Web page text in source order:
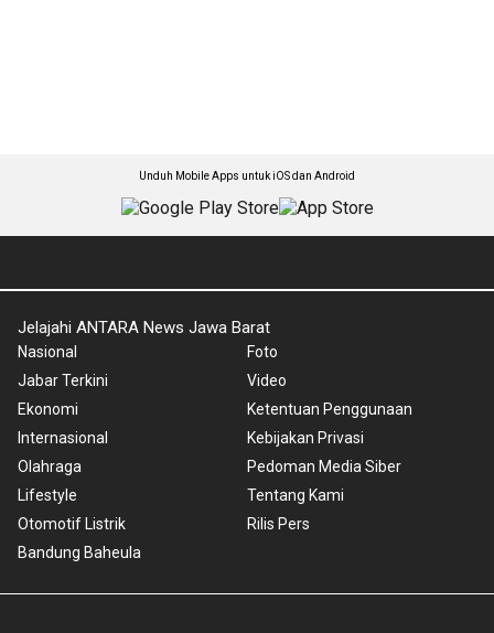
Unduh Mobile Apps untuk iOS dan Android
Jelajahi ANTARA News Jawa Barat
Nasional
Jabar Terkini
Ekonomi
Internasional
Olahraga
Lifestyle
Otomotif Listrik
Bandung Baheula
Foto
Video
Ketentuan Penggunaan
Kebijakan Privasi
Pedoman Media Siber
Tentang Kami
Rilis Pers